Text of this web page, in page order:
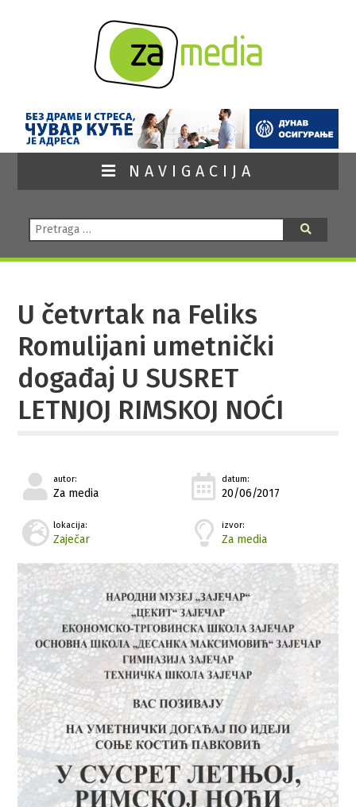
NAVIGACIJA
Pretraga:
U četvrtak na Feliks
Romulijani umetnički
događaj U SUSRET
LETNJOJ RIMSKOJ NOĆI
autor:
Za media
datum:
20/06/2017
lokacija:
Zaječar
izvor:
Za media